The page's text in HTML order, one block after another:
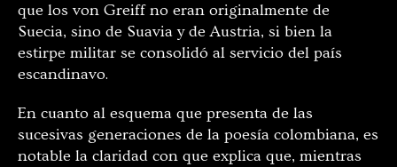
que los von Greiff no eran originalmente de
Suecia, sino de Suavia y de Austria, si bien la
estirpe militar se consolidó al servicio del país
escandinavo.
En cuanto al esquema que presenta de las
sucesivas generaciones de la poesía colombiana, es
notable la claridad con que explica que, mientras